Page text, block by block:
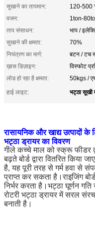
सुखाने का तापमान:
120-
वजन:
1ton-
ताप संसाधन:
भाप /
सुखाने की क्षमता:
70%
नियंत्रण का मार्ग:
बटन / टच
ख़ास डिज़ाइन:
विस्फोट
लोड हो रहा है क्षमता:
50kgs /
हाई लाइट:
भट्ठा सूखी
रासायनिक और खाद्य उत्पादों के
भट्ठा ड्रायर का विवरण
गीले कच्चे माल को स्क्रू फीडर
बढ़ते बोर्ड द्वारा वितरित किया
है, यह पूरी तरह से गर्म हवा से
प्राप्त कर सकता है।राइजिंग
निर्भर करता है।भट्ठा घूर्णन गति
रोटरी भट्ठा ड्रायर में सरल
बनाती है।